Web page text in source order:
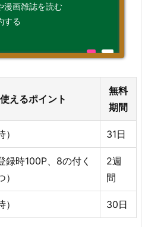
画雑誌を読む
する
えるポイント
無料
期間
31日
録時100P、8の付く
2週
間
30日